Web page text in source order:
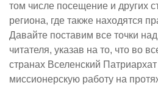
том числе посещение и других
региона, где также находятся
Давайте поставим все точки над
читателя, указав на то, что во
странах Вселенский
миссионерскую работу на